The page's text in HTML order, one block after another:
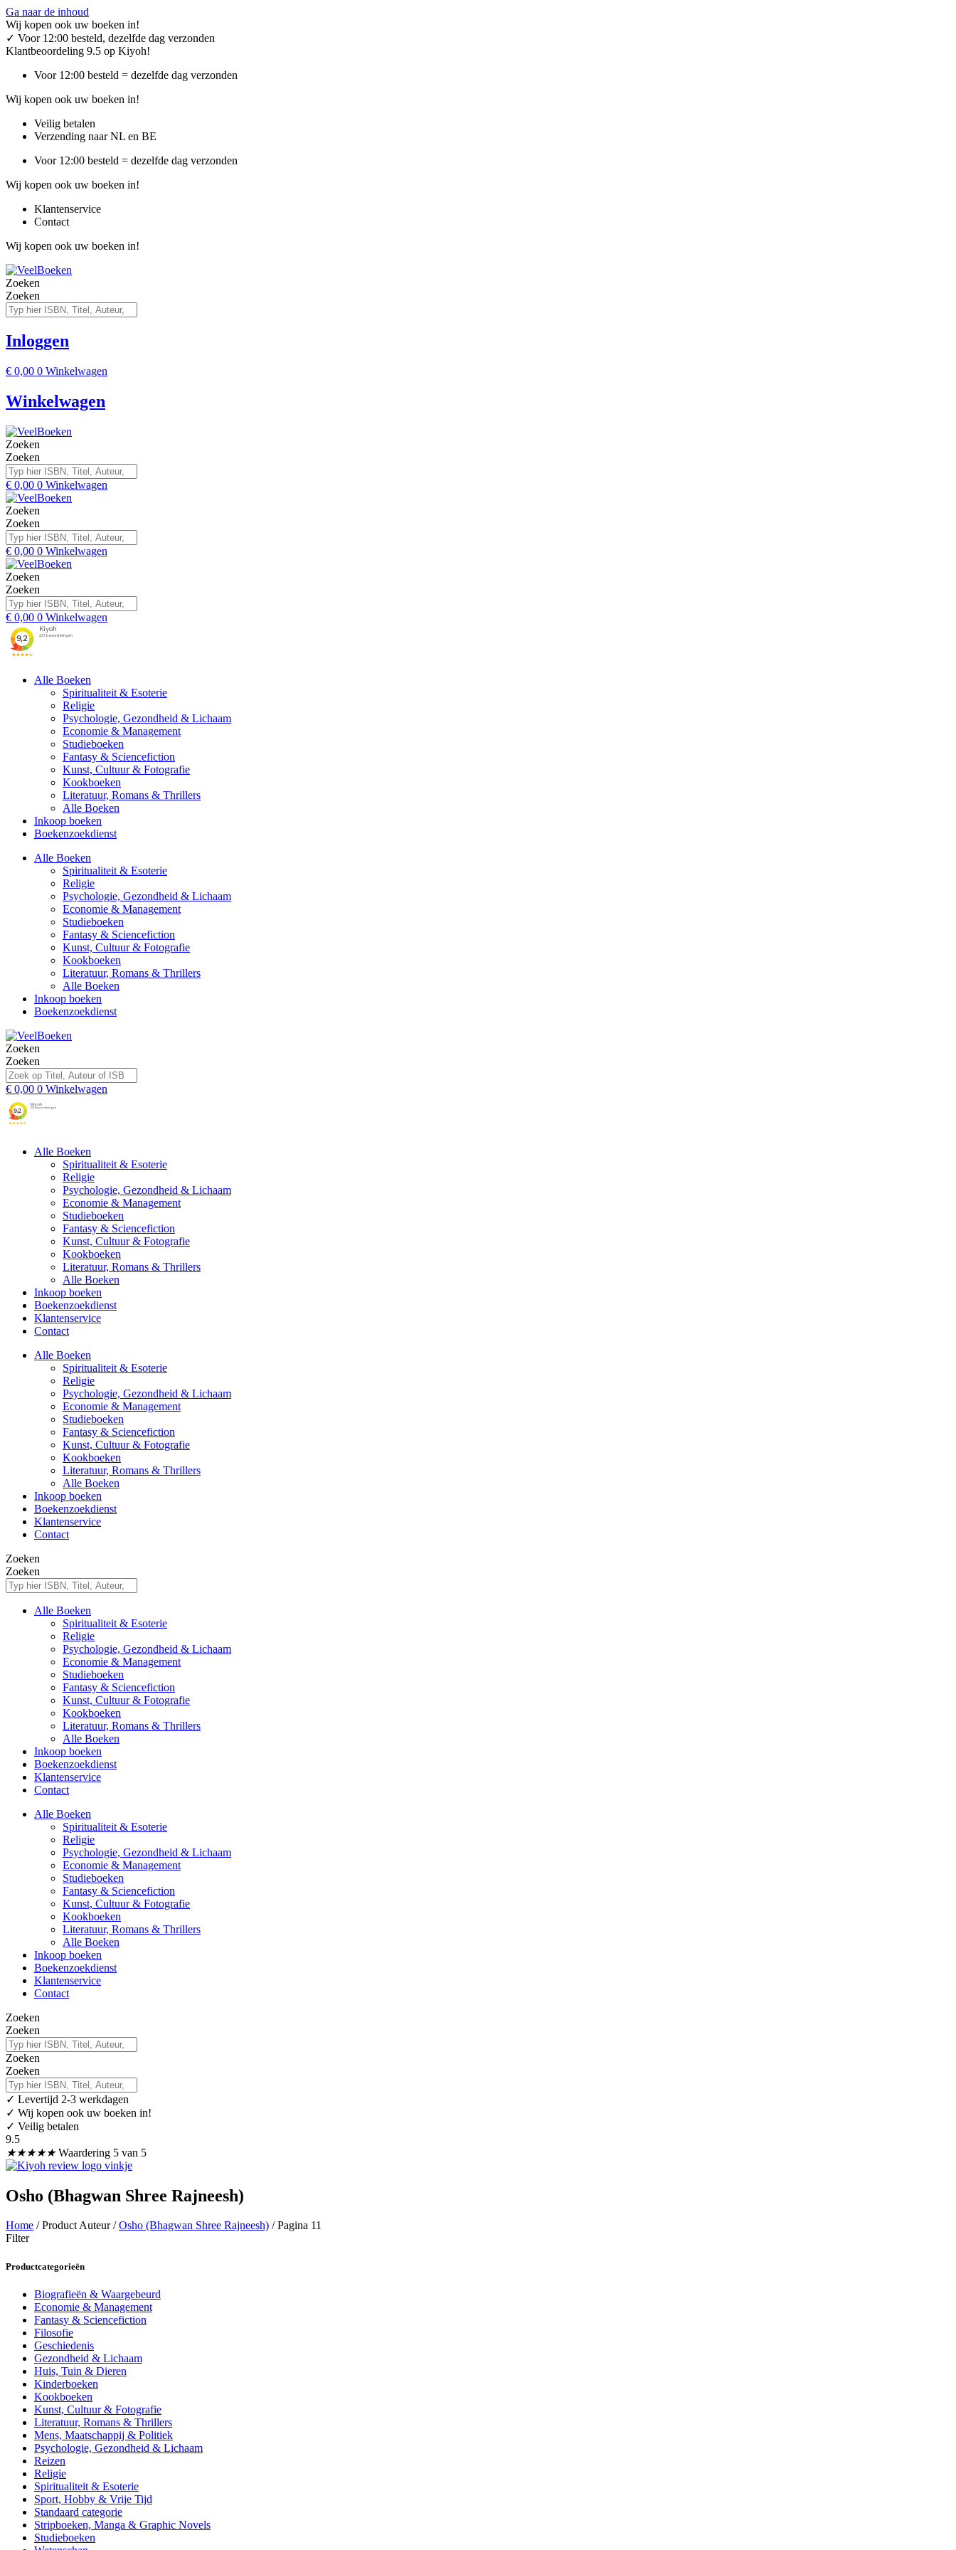
Ga naar de inhoud
Wij kopen ook uw boeken in!
✓ Voor 12:00 besteld, dezelfde dag verzonden
Klantbeoordeling 9.5 op Kiyoh!
Voor 12:00 besteld = dezelfde dag verzonden
Wij kopen ook uw boeken in!
Veilig betalen
Verzending naar NL en BE
Voor 12:00 besteld = dezelfde dag verzonden
Wij kopen ook uw boeken in!
Klantenservice
Contact
Wij kopen ook uw boeken in!
Zoeken
Zoeken
Inloggen
€ 0,00 0 Winkelwagen
Winkelwagen
Zoeken
Zoeken
€ 0,00 0 Winkelwagen
Zoeken
Zoeken
€ 0,00 0 Winkelwagen
Zoeken
Zoeken
€ 0,00 0 Winkelwagen
Alle Boeken
Spiritualiteit & Esoterie
Religie
Psychologie, Gezondheid & Lichaam
Economie & Management
Studieboeken
Fantasy & Sciencefiction
Kunst, Cultuur & Fotografie
Kookboeken
Literatuur, Romans & Thrillers
Alle Boeken
Inkoop boeken
Boekenzoekdienst
Alle Boeken
Spiritualiteit & Esoterie
Religie
Psychologie, Gezondheid & Lichaam
Economie & Management
Studieboeken
Fantasy & Sciencefiction
Kunst, Cultuur & Fotografie
Kookboeken
Literatuur, Romans & Thrillers
Alle Boeken
Inkoop boeken
Boekenzoekdienst
Zoeken
Zoeken
€ 0,00 0 Winkelwagen
Alle Boeken
Spiritualiteit & Esoterie
Religie
Psychologie, Gezondheid & Lichaam
Economie & Management
Studieboeken
Fantasy & Sciencefiction
Kunst, Cultuur & Fotografie
Kookboeken
Literatuur, Romans & Thrillers
Alle Boeken
Inkoop boeken
Boekenzoekdienst
Klantenservice
Contact
Alle Boeken
Spiritualiteit & Esoterie
Religie
Psychologie, Gezondheid & Lichaam
Economie & Management
Studieboeken
Fantasy & Sciencefiction
Kunst, Cultuur & Fotografie
Kookboeken
Literatuur, Romans & Thrillers
Alle Boeken
Inkoop boeken
Boekenzoekdienst
Klantenservice
Contact
Zoeken
Zoeken
Alle Boeken
Spiritualiteit & Esoterie
Religie
Psychologie, Gezondheid & Lichaam
Economie & Management
Studieboeken
Fantasy & Sciencefiction
Kunst, Cultuur & Fotografie
Kookboeken
Literatuur, Romans & Thrillers
Alle Boeken
Inkoop boeken
Boekenzoekdienst
Klantenservice
Contact
Alle Boeken
Spiritualiteit & Esoterie
Religie
Psychologie, Gezondheid & Lichaam
Economie & Management
Studieboeken
Fantasy & Sciencefiction
Kunst, Cultuur & Fotografie
Kookboeken
Literatuur, Romans & Thrillers
Alle Boeken
Inkoop boeken
Boekenzoekdienst
Klantenservice
Contact
Zoeken
Zoeken
Zoeken
Zoeken
✓ Levertijd 2-3 werkdagen
✓ Wij kopen ook uw boeken in!
✓ Veilig betalen
9.5
★★★★★ Waardering 5 van 5
Osho (Bhagwan Shree Rajneesh)
Home / Product Auteur /Osho (Bhagwan Shree Rajneesh) / Pagina 11
Filter
Productcategorieën
Biografieën & Waargebeurd
Economie & Management
Fantasy & Sciencefiction
Filosofie
Geschiedenis
Gezondheid & Lichaam
Huis, Tuin & Dieren
Kinderboeken
Kookboeken
Kunst, Cultuur & Fotografie
Literatuur, Romans & Thrillers
Mens, Maatschappij & Politiek
Psychologie, Gezondheid & Lichaam
Reizen
Religie
Spiritualiteit & Esoterie
Sport, Hobby & Vrije Tijd
Standaard categorie
Stripboeken, Manga & Graphic Novels
Studieboeken